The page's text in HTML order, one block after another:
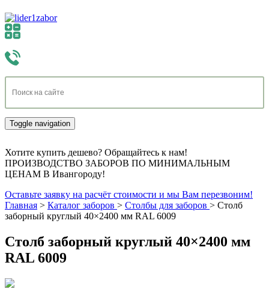
Toggle navigation
Хотите купить дешево? Обращайтесь к нам!
ПРОИЗВОДСТВО ЗАБОРОВ ПО МИНИМАЛЬНЫМ
ЦЕНАМ В Ивангороду!
Оставьте заявку на расчёт стоимости и мы Вам перезвоним!
Главная > Каталог заборов > Столбы для заборов > Столб
заборный круглый 40×2400 мм RAL 6009
Столб заборный круглый 40×2400 мм
RAL 6009